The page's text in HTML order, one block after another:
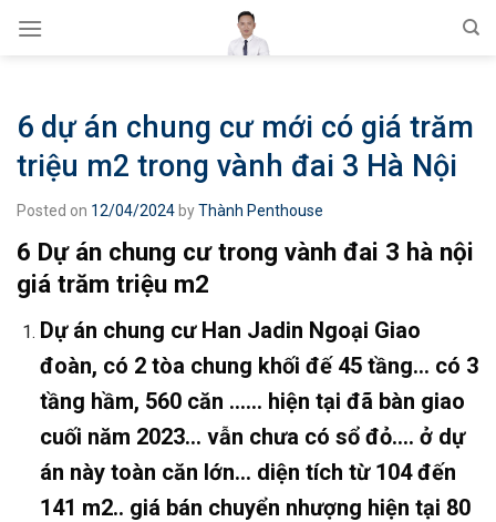
6 dự án chung cư mới có giá trăm
triệu m2 trong vành đai 3 Hà Nội
Posted on 12/04/2024byThành Penthouse
6 Dự án chung cư trong vành đai 3 hà nội
giá trăm triệu m2
Dự án chung cư Han Jadin Ngoại Giao
đoàn, có 2 tòa chung khối đế 45 tầng… có 3
tầng hầm, 560 căn …… hiện tại đã bàn giao
cuối năm 2023… vẫn chưa có sổ đỏ…. ở dự
án này toàn căn lớn… diện tích từ 104 đến
141 m2.. giá bán chuyển nhượng hiện tại 80